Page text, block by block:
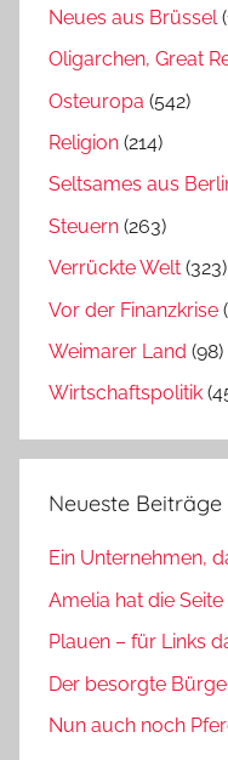
Neues aus Brüssel
Oligarchen, Great
Osteuropa (542)
Religion (214)
Seltsames aus
Steuern (263)
Verrückte Welt (323)
Vor der Finanzkrise
Weimarer Land (98)
Wirtschaftspolitik
Neueste Beiträge
Ein Unternehmen,
Amelia hat die
Plauen – für Links
Der besorgte
Nun auch noch